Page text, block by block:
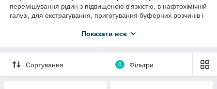
перемішування рідин з підвищеною в'язкістю, в нафтохімічній
галузі, для екстрагування, приготування буферних розчинів і
до заданої температури і перемішування зразка з певною
Випускаються різні моделі магнітних лабораторних мішалок з
підігрівом, що відрізняються по потужності електромагніту,
наявністю штатива для установки датчиків pH та температури
а так само максимальною температурою робочої поверхні.
Показати все
Сортування 0 Фільтри